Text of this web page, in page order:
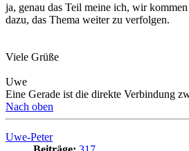
ja, genau das Teil meine ich, wir
dazu, das Thema weiter zu verfolgen.
Viele Grüße
Uwe
Eine Gerade ist die direkte Verbindung
Nach oben
Uwe-Peter